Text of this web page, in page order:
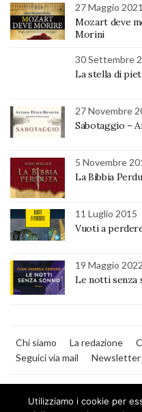
27 Maggio 2021
Mozart deve
Morini
30 Settembre
La stella di
27 Novembre
Sabotaggio –
5 Novembre
La Bibbia
11 Luglio 2015
Vuoti a
19 Maggio 2022
Le notti senza
Chi siamo La redazione
Seguici via mail
Newsletter
Utilizziamo i cookie per